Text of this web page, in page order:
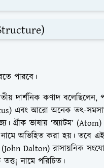
পারবে।
দার্শনিক কণাদ বলেছিলেন,
এবং আরো অনেক তৎ-
গ্রীক ভাষায় ‘অ্যাটম’
অভিহিত করা হয়। তবে
Dalton) রাসায়নিক
নামে পরিচিত।